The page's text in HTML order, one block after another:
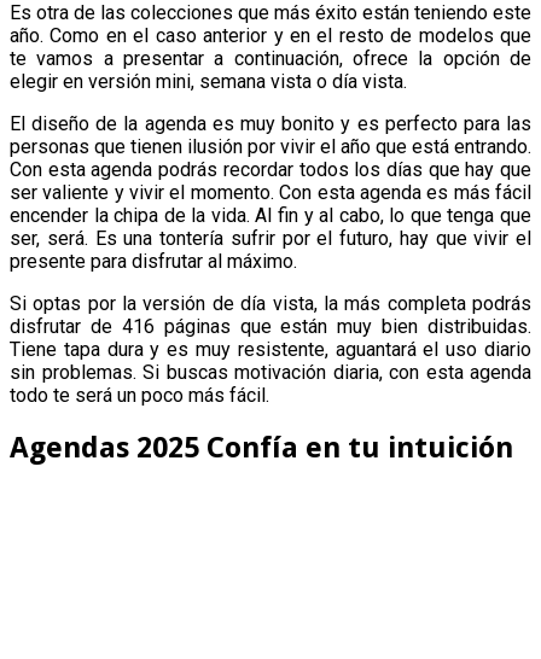
Es otra de las colecciones que más éxito están teniendo este
año. Como en el caso anterior y en el resto de modelos que
te vamos a presentar a continuación, ofrece la opción de
elegir en versión mini, semana vista o día vista.
El diseño de la agenda es muy bonito y es perfecto para las
personas que tienen ilusión por vivir el año que está entrando.
Con esta agenda podrás recordar todos los días que hay que
ser valiente y vivir el momento. Con esta agenda es más fácil
encender la chipa de la vida. Al fin y al cabo, lo que tenga que
ser, será. Es una tontería sufrir por el futuro, hay que vivir el
presente para disfrutar al máximo.
Si optas por la versión de día vista, la más completa podrás
disfrutar de 416 páginas que están muy bien distribuidas.
Tiene tapa dura y es muy resistente, aguantará el uso diario
sin problemas. Si buscas motivación diaria, con esta agenda
todo te será un poco más fácil.
Agendas 2025 Confía en tu intuición